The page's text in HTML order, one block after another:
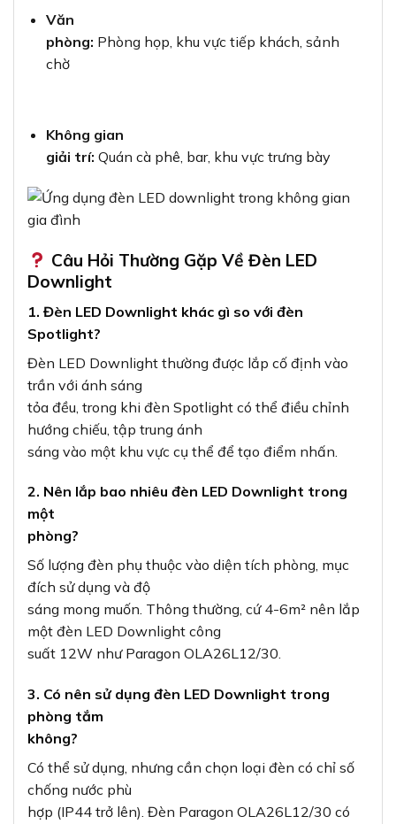
Văn
phòng: Phòng họp, khu vực tiếp khách, sảnh
chờ
Không gian
giải trí: Quán cà phê, bar, khu vực trưng bày
Câu Hỏi Thường Gặp Về Đèn LED
Downlight
1. Đèn LED Downlight khác gì so với đèn
Spotlight?
Đèn LED Downlight thường được lắp cố định vào
trần với ánh sáng
tỏa đều, trong khi đèn Spotlight có thể điều chỉnh
hướng chiếu, tập trung ánh
sáng vào một khu vực cụ thể để tạo điểm nhấn.
2. Nên lắp bao nhiêu đèn LED Downlight trong
một
phòng?
Số lượng đèn phụ thuộc vào diện tích phòng, mục
đích sử dụng và độ
sáng mong muốn. Thông thường, cứ 4-6m² nên lắp
một đèn LED Downlight công
suất 12W như Paragon OLA26L12/30.
3. Có nên sử dụng đèn LED Downlight trong
phòng tắm
không?
Có thể sử dụng, nhưng cần chọn loại đèn có chỉ số
chống nước phù
hợp (IP44 trở lên). Đèn Paragon OLA26L12/30 có